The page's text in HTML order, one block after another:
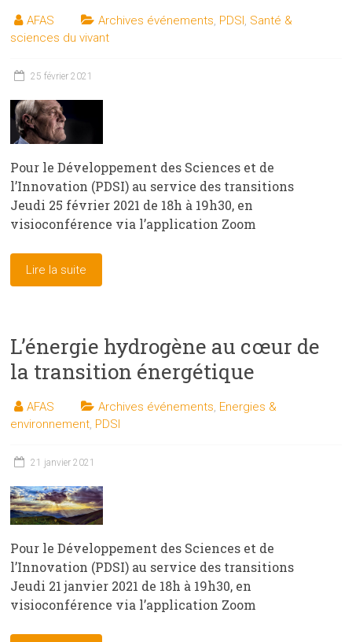
AFAS Archives événements, PDSI , Santé &
sciences du vivant
25 février 2021
Pour le Développement des Sciences et de
l’Innovation (PDSI) au service des transitions
Jeudi 25 février 2021 de 18h à 19h30, en
visioconférence via l’application Zoom
Lire la suite
L’énergie hydrogène au cœur de
la transition énergétique
AFAS Archives événements, Energies &
environnement, PDSI
21 janvier 2021
Pour le Développement des Sciences et de
l’Innovation (PDSI) au service des transitions
Jeudi 21 janvier 2021 de 18h à 19h30, en
visioconférence via l’application Zoom